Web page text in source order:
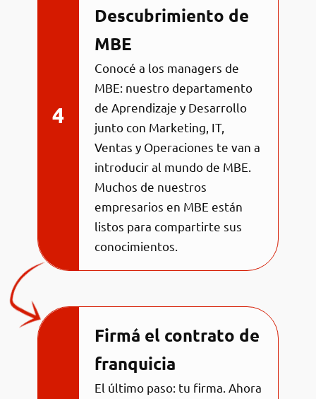
Descubrimiento de
MBE
Conocé a los managers de
MBE: nuestro departamento
de Aprendizaje y Desarrollo
junto con Marketing, IT,
Ventas y Operaciones te van a
introducir al mundo de MBE.
Muchos de nuestros
empresarios en MBE están
listos para compartirte sus
conocimientos.
Firmá el contrato de
franquicia
El último paso: tu firma. Ahora